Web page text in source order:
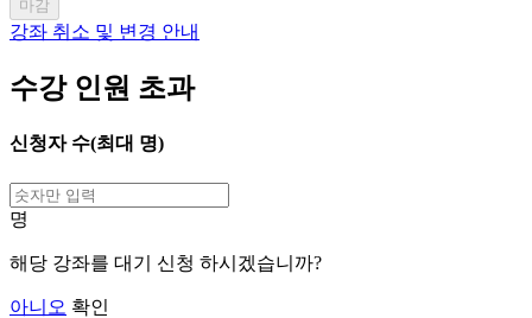
마감
강좌 취소 및 변경 안내
수강 인원 초과
신청자 수(최대 명)
명
해당 강좌를 대기 신청 하시겠습니까?
아니오 확인